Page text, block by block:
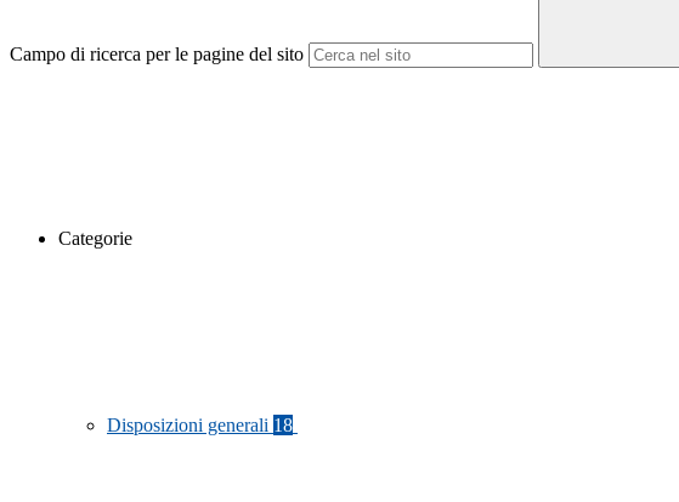
Campo di ricerca per le pagine del sito
Categorie
Disposizioni generali 18